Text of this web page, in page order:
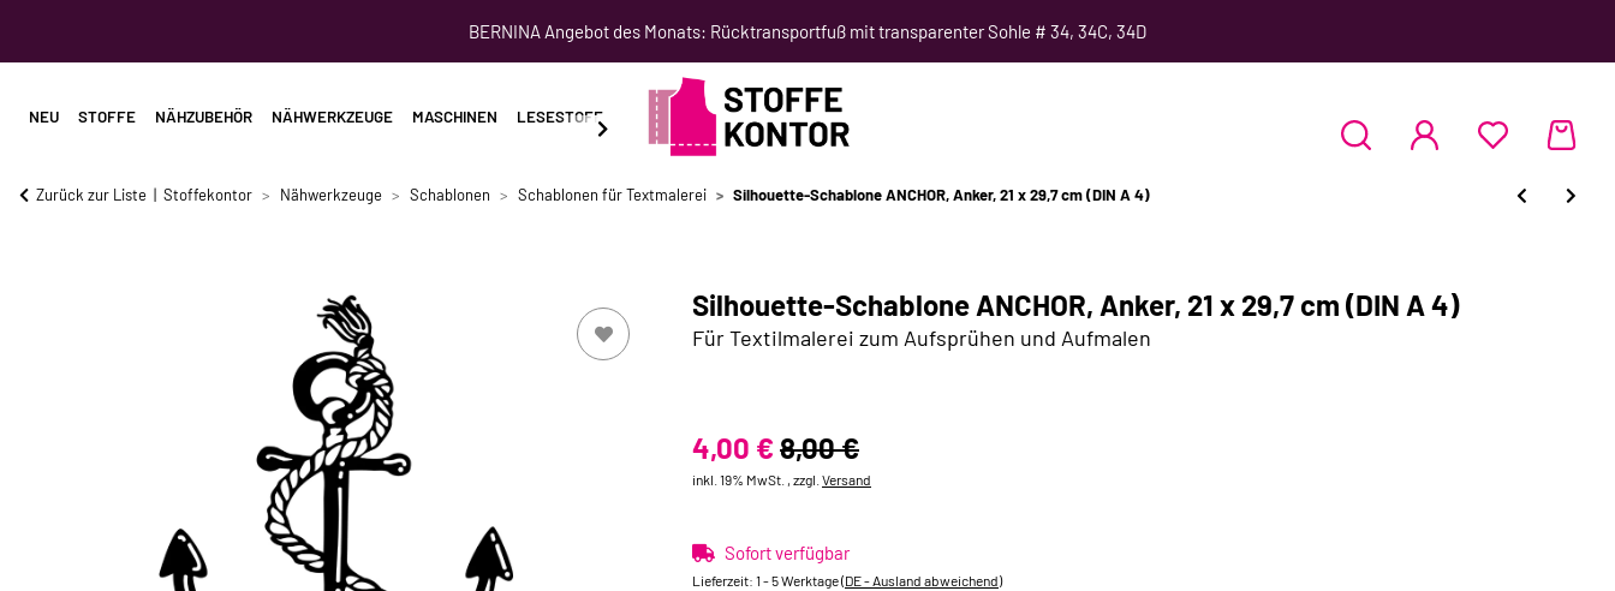
BERNINA Angebot des Monats: Rücktransportfuß mit transparenter Sohle # 34, 34C, 34D
NEU STOFFE NÄHZUBEHÖR NÄHWERKZEUGE MASCHINEN LESESTOFF SCHNITTMUSTER NÄHKURSE
Zurück zur Liste Stoffekontor Nähwerkzeuge Schablonen Schablonen für Textmalerei Silhouette-Schablone ANCHOR, Anker, 21 x 29,7 cm (DIN A 4)
Silhouette-Schablone ANCHOR, Anker, 21 x 29,7 cm (DIN A 4)
Für Textilmalerei zum Aufsprühen und Aufmalen
4,00 € 8,00 €
inkl. 19% MwSt. , zzgl. Versand
Sofort verfügbar
Lieferzeit: 1 - 5 Werktage(DE - Ausland abweichend)